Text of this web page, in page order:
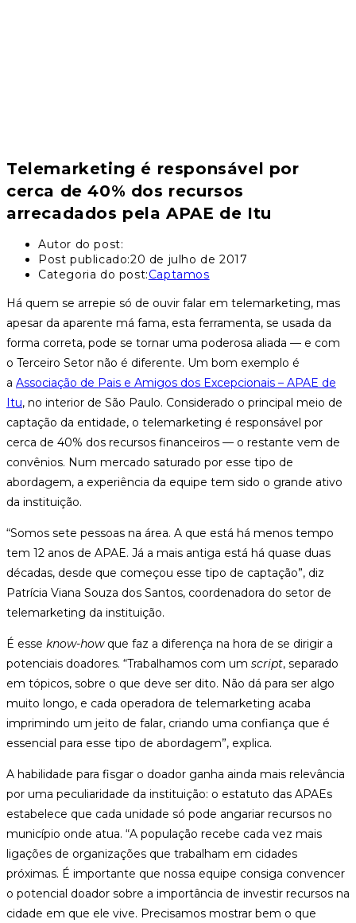
Telemarketing é responsável por
cerca de 40% dos recursos
arrecadados pela APAE de Itu
Autor do post:
Post publicado:20 de julho de 2017
Categoria do post:Captamos
Há quem se arrepie só de ouvir falar em telemarketing, mas
apesar da aparente má fama, esta ferramenta, se usada da
forma correta, pode se tornar uma poderosa aliada — e com
o Terceiro Setor não é diferente. Um bom exemplo é
a Associação de Pais e Amigos dos Excepcionais – APAE de
Itu, no interior de São Paulo. Considerado o principal meio de
captação da entidade, o telemarketing é responsável por
cerca de 40% dos recursos financeiros — o restante vem de
convênios. Num mercado saturado por esse tipo de
abordagem, a experiência da equipe tem sido o grande ativo
da instituição.
“Somos sete pessoas na área. A que está há menos tempo
tem 12 anos de APAE. Já a mais antiga está há quase duas
décadas, desde que começou esse tipo de captação”, diz
Patrícia Viana Souza dos Santos, coordenadora do setor de
telemarketing da instituição.
É esse know-howque faz a diferença na hora de se dirigir a
potenciais doadores. “Trabalhamos com um script, separado
em tópicos, sobre o que deve ser dito. Não dá para ser algo
muito longo, e cada operadora de telemarketing acaba
imprimindo um jeito de falar, criando uma confiança que é
essencial para esse tipo de abordagem”, explica.
A habilidade para fisgar o doador ganha ainda mais relevância
por uma peculiaridade da instituição: o estatuto das APAEs
estabelece que cada unidade só pode angariar recursos no
município onde atua. “A população recebe cada vez mais
ligações de organizações que trabalham em cidades
próximas. É importante que nossa equipe consiga convencer
o potencial doador sobre a importância de investir recursos na
cidade em que ele vive. Precisamos mostrar bem o que